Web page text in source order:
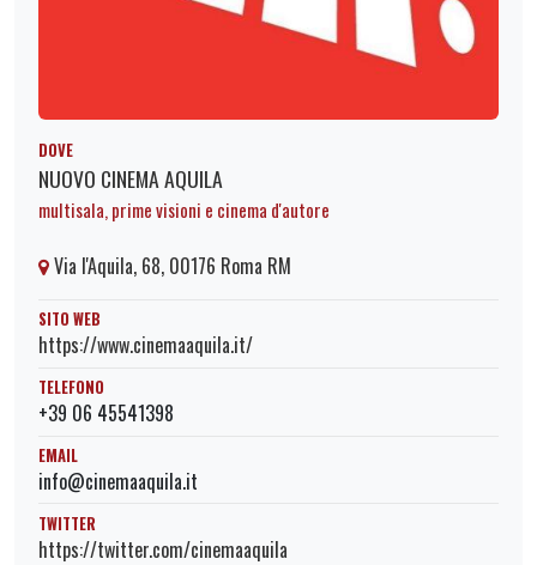
DOVE
NUOVO CINEMA AQUILA
multisala, prime visioni e cinema d'autore
Via l'Aquila, 68, 00176 Roma RM
SITO WEB
https://www.cinemaaquila.it/
TELEFONO
+39 06 45541398
EMAIL
info@cinemaaquila.it
TWITTER
https://twitter.com/cinemaaquila